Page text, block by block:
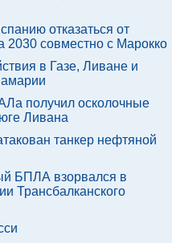
отказаться от
2030 совместно с Марокко
в Газе, Ливане и
получил осколочные
Ливана
танкер нефтяной
БПЛА взорвался в
Трансбалканского